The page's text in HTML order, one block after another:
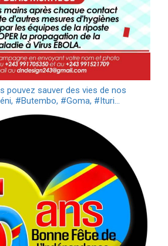
pouvez sauver des vies de nos
#Butembo, #Goma, #Ituri…